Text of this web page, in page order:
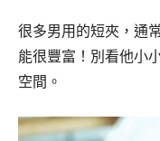
很多男用的短夾，通
能很豐富！別看他小
空間。